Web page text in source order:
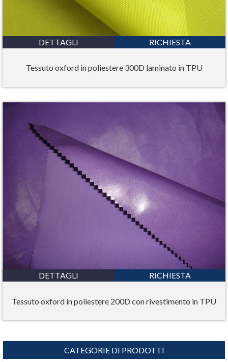
DETTAGLI RICHIESTA
Tessuto oxford in poliestere 300D laminato in TPU
DETTAGLI RICHIESTA
Tessuto oxford in poliestere 200D con rivestimento in TPU
CATEGORIE DI PRODOTTI